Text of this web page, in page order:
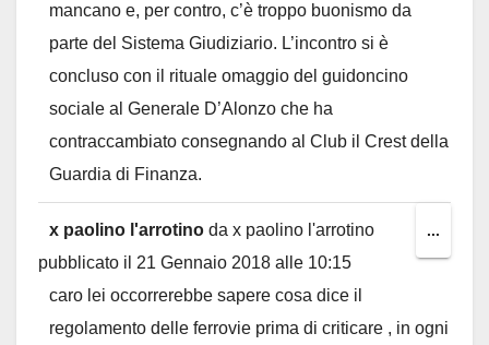
mancano e, per contro, c’è troppo buonismo da
parte del Sistema Giudiziario. L’incontro si è
concluso con il rituale omaggio del guidoncino
sociale al Generale D’Alonzo che ha
contraccambiato consegnando al Club il Crest della
Guardia di Finanza.
x paolino l'arrotino da x paolino l'arrotino
pubblicato il 21 Gennaio 2018 alle 10:15
caro lei occorrerebbe sapere cosa dice il
regolamento delle ferrovie prima di criticare , in ogni
...
this